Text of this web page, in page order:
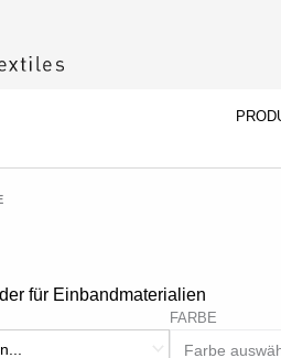
für Einbandmaterialien
FARBE
Farbe